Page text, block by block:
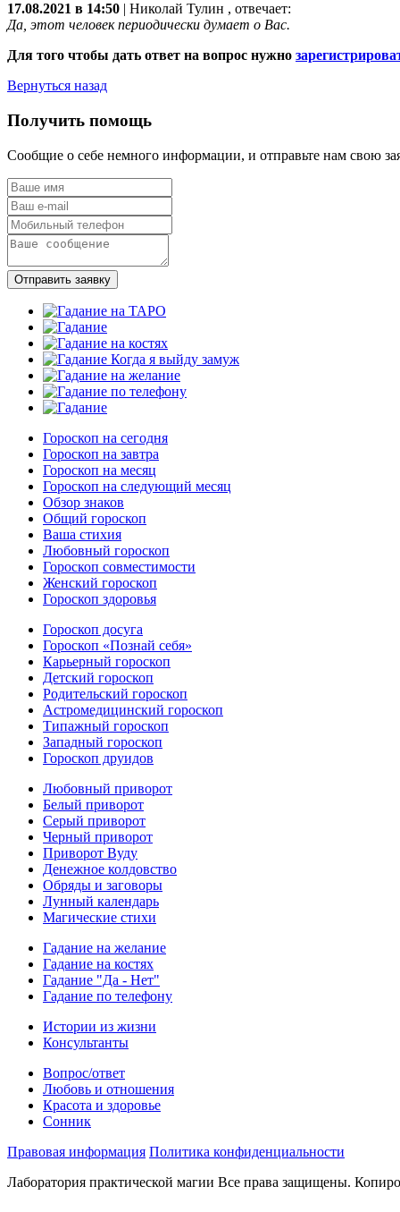
17.08.2021 в 14:50
Николай Тулин , отвечает:
Да, этот человек периодически думает о Вас.
Для того чтобы дать ответ на вопрос нужно
Вернуться назад
Получить помощь
Сообщие о себе немного информации, и отправьте нам свою
Отправить заявку
Гороскоп на сегодня
Гороскоп на завтра
Гороскоп на месяц
Гороскоп на следующий месяц
Обзор знаков
Общий гороскоп
Ваша стихия
Любовный гороскоп
Гороскоп совместимости
Женский гороскоп
Гороскоп здоровья
Гороскоп досуга
Гороскоп «Познай себя»
Карьерный гороскоп
Детский гороскоп
Родительский гороскоп
Астромедицинский гороскоп
Типажный гороскоп
Западный гороскоп
Гороскоп друидов
Любовный приворот
Белый приворот
Серый приворот
Черный приворот
Приворот Вуду
Денежное колдовство
Обряды и заговоры
Лунный календарь
Магические стихи
Гадание на желание
Гадание на костях
Гадание "Да - Нет"
Гадание по телефону
Истории из жизни
Консультанты
Вопрос/ответ
Любовь и отношения
Красота и здоровье
Сонник
Правовая информация Политика конфиденциальности
Лаборатория практической магии Все права защищены.